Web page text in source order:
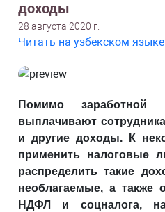
доходы
28 августа 2020 г.
Читать на узбекском языке
Помимо заработной
выплачивают
и другие доходы. К
применить налоговые
распределить такие
необлагаемые, а также
НДФЛ и соцналога,